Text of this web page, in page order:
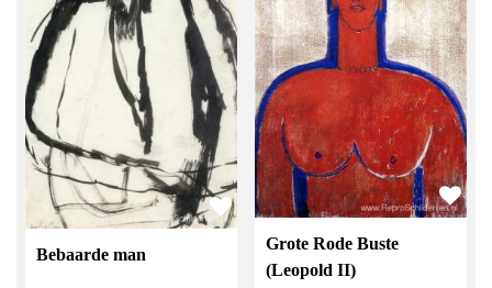
Bebaarde man
Grote Rode Buste
(Leopold II)